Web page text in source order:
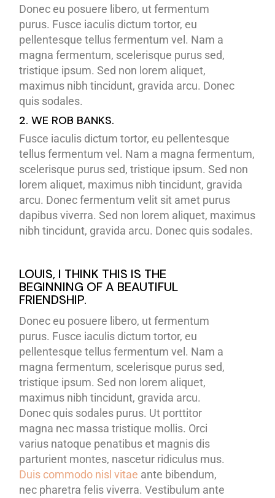
Donec eu posuere libero, ut fermentum
purus. Fusce iaculis dictum tortor, eu
pellentesque tellus fermentum vel. Nam a
magna fermentum, scelerisque purus sed,
tristique ipsum. Sed non lorem aliquet,
maximus nibh tincidunt, gravida arcu. Donec
quis sodales.
2. WE ROB BANKS.
Fusce iaculis dictum tortor, eu pellentesque
tellus fermentum vel. Nam a magna fermentum,
scelerisque purus sed, tristique ipsum. Sed non
lorem aliquet, maximus nibh tincidunt, gravida
arcu. Donec fermentum velit sit amet purus
dapibus viverra. Sed non lorem aliquet, maximus
nibh tincidunt, gravida arcu. Donec quis sodales.
LOUIS, I THINK THIS IS THE
BEGINNING OF A BEAUTIFUL
FRIENDSHIP.
Donec eu posuere libero, ut fermentum
purus. Fusce iaculis dictum tortor, eu
pellentesque tellus fermentum vel. Nam a
magna fermentum, scelerisque purus sed,
tristique ipsum. Sed non lorem aliquet,
maximus nibh tincidunt, gravida arcu.
Donec quis sodales purus. Ut porttitor
magna nec massa tristique mollis. Orci
varius natoque penatibus et magnis dis
parturient montes, nascetur ridiculus mus.
Duis commodo nisl vitae ante bibendum,
nec pharetra felis viverra. Vestibulum ante